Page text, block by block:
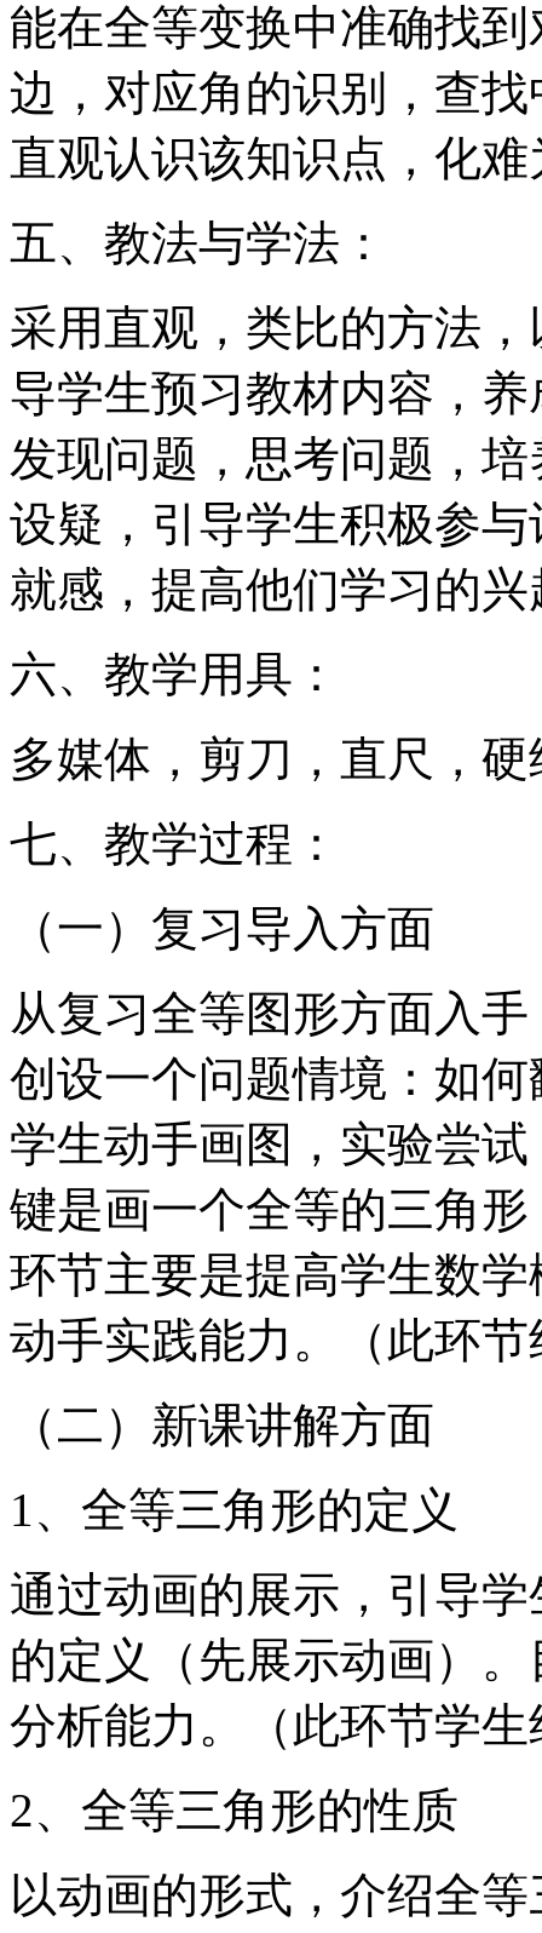
能在全等变换中准确找
边，对应角的识别，查
直观认识该知识点，化
五、教法与学法：
采用直观，类比的方法
导学生预习教材内容，
发现问题，思考问题，
设疑，引导学生积极参
就感，提高他们学习的
六、教学用具：
多媒体，剪刀，直尺，
七、教学过程：
（一）复习导入方面
从复习全等图形方面入
创设一个问题情境：如
学生动手画图，实验尝
键是画一个全等的三角
环节主要是提高学生数
动手实践能力。（此环
（二）新课讲解方面
1、全等三角形的定义
通过动画的展示，引导
的定义（先展示动画）
分析能力。（此环节学
2、全等三角形的性质
以动画的形式，介绍全